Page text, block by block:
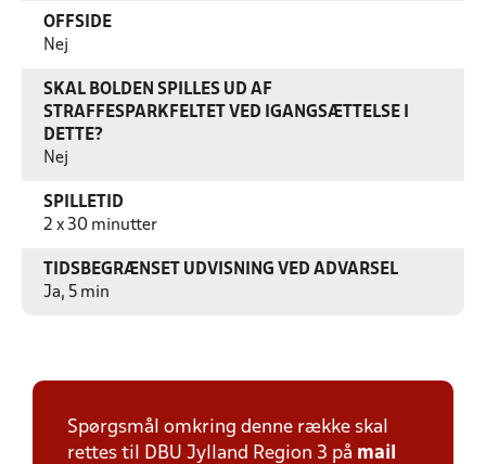
OFFSIDE
Nej
SKAL BOLDEN SPILLES UD AF
STRAFFESPARKFELTET VED IGANGSÆTTELSE I
DETTE?
Nej
SPILLETID
2 x 30 minutter
TIDSBEGRÆNSET UDVISNING VED ADVARSEL
Ja, 5 min
Spørgsmål omkring denne række skal
rettes til DBU Jylland Region 3 på mail